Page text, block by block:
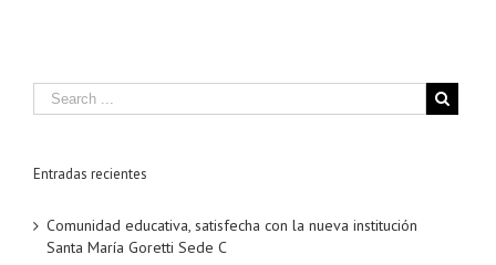
Entradas recientes
Comunidad educativa, satisfecha con la nueva institución
Santa María Goretti Sede C